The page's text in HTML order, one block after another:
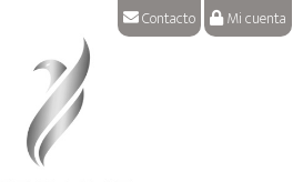
Contacto Mi cuenta